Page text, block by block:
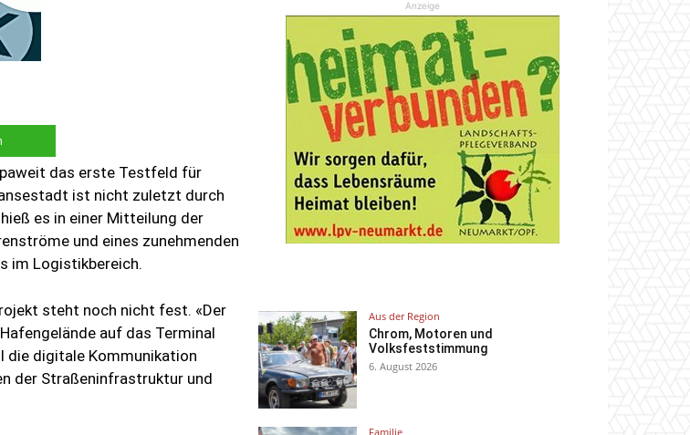
das erste Testfeld für
ist nicht zuletzt durch
es in einer Mitteilung der
und eines zunehmenden
im Logistikbereich.
steht noch nicht fest. «Der
auf das Terminal
die digitale Kommunikation
der Straßeninfrastruktur und
Anzeige
Aus der Region
Chrom, Motoren und
Volksfeststimmung
6. August 2026
Familie